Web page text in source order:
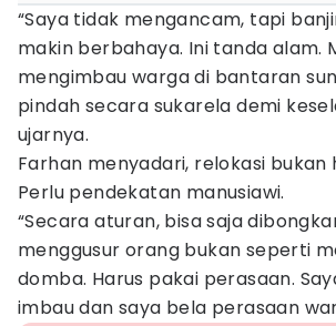
“Saya tidak mengancam, tapi
makin berbahaya. Ini tanda alam.
mengimbau warga di bantaran
pindah secara sukarela demi
ujarnya.
Farhan menyadari, relokasi bukan
Perlu pendekatan manusiawi.
“Secara aturan, bisa saja
menggusur orang bukan seperti
domba. Harus pakai perasaan.
imbau dan saya bela perasaan